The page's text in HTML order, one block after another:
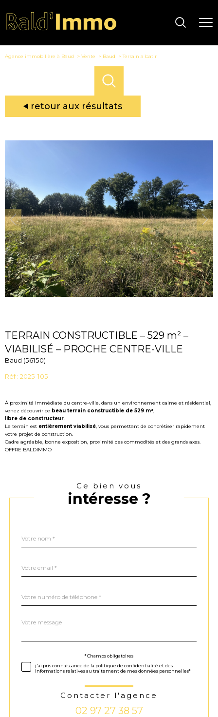
Agence immobilière à Baud Vente Baud Terrain a batir
retour aux résultats
TERRAIN CONSTRUCTIBLE – 529 m² –
VIABILISÉ – PROCHE CENTRE-VILLE
Baud (56150)
Réf : 2025-105
À proximité immédiate du centre-ville, dans un environnement calme et résidentiel,
venez découvrir ce beau terrain constructible de 529 m²
libre de constructeur
Le terrain est entièrement viabilisé , vous permettant de concrétiser rapidement
votre projet de construction.
Cadre agréable, bonne exposition, proximité des commodités et des grands axes.
OFFRE BALDIMMO
Ce bien vous
intéresse ?
par
*
*
*
Fieldset
Message
*
* Champs obligatoires
j'ai pris connaissance de la politique de confidentialité et des
informations relatives au traitement de mes données personnelles*
Contacter l'agence
02 97 27 38 57